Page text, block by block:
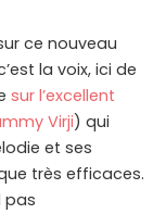
ce nouveau
la voix, ici de
sur l’excellent
Virji) qui
et ses
très efficaces.
pas